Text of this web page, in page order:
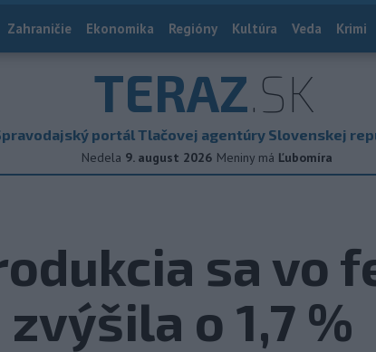
Zahraničie Ekonomika Regióny Kultúra Veda Krimi
TERAZ.SK
portál Tlačovej agentúry Slovenskej
Nedela 9. august 2026 Meniny má Ľubomíra
sa vo
o 1,7 %